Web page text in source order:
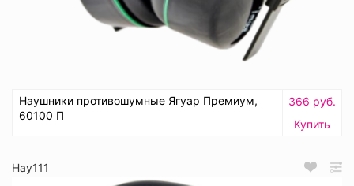
Наушники противошумные Ягуар Премиум,
60100 П
366 руб.
Купить
Нау111